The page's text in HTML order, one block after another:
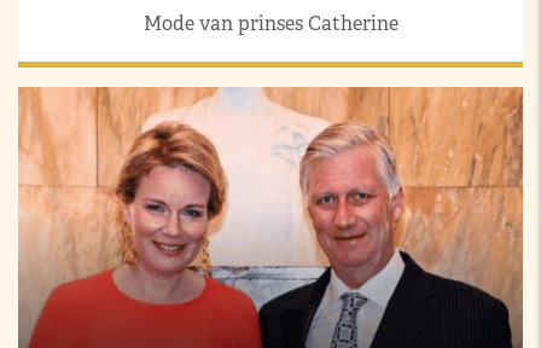
Mode van prinses Catherine